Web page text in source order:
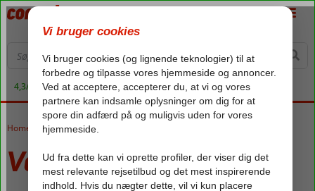
4,3/5 på Trustpilot
Home Velkommen til Alanya
Værd at vide om Tyrkiet